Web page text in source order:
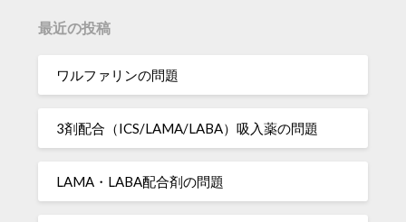
最近の投稿
ワルファリンの問題
3剤配合（ICS/LAMA/LABA）吸入薬の問題
LAMA・LABA配合剤の問題